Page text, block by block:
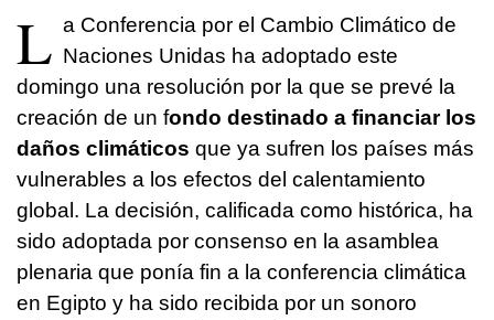
L a Conferencia por el Cambio Climático de
Naciones Unidas ha adoptado este
domingo una resolución por la que se prevé la
creación de un fondo destinado a financiar los
daños climáticos que ya sufren los países más
vulnerables a los efectos del calentamiento
global. La decisión, calificada como histórica, ha
sido adoptada por consenso en la asamblea
plenaria que ponía fin a la conferencia climática
en Egipto y ha sido recibida por un sonoro